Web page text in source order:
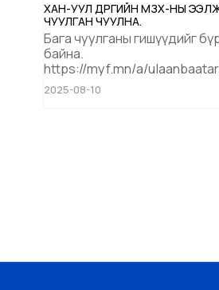
ХАН-УУЛ ДҮҮРГИЙН МЗХ-НЫ
ЧУУЛГАН ЧУУЛНА.
Бага чуулганы гишүүдийг
байна.
https://myf.mn/a/
...
2025-08-10